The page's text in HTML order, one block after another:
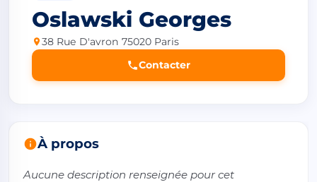
Oslawski Georges
38 Rue D'avron 75020 Paris
Contacter
À propos
Aucune description renseignée pour cet